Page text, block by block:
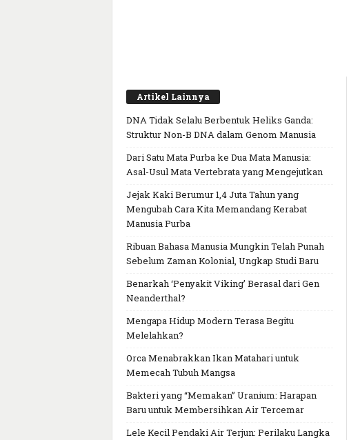
Artikel Lainnya
DNA Tidak Selalu Berbentuk Heliks Ganda:
Struktur Non-B DNA dalam Genom Manusia
Dari Satu Mata Purba ke Dua Mata Manusia:
Asal-Usul Mata Vertebrata yang Mengejutkan
Jejak Kaki Berumur 1,4 Juta Tahun yang
Mengubah Cara Kita Memandang Kerabat
Manusia Purba
Ribuan Bahasa Manusia Mungkin Telah Punah
Sebelum Zaman Kolonial, Ungkap Studi Baru
Benarkah ‘Penyakit Viking’ Berasal dari Gen
Neanderthal?
Mengapa Hidup Modern Terasa Begitu
Melelahkan?
Orca Menabrakkan Ikan Matahari untuk
Memecah Tubuh Mangsa
Bakteri yang “Memakan” Uranium: Harapan
Baru untuk Membersihkan Air Tercemar
Lele Kecil Pendaki Air Terjun: Perilaku Langka